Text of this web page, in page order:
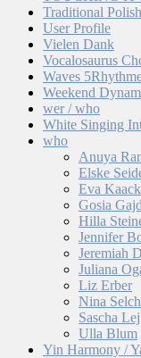
Traditional
User Profile
Vielen Dank
Vocalosaurus
Waves
Weekend
wer / who
White Singing
who
Anuya
Elske
Eva Kaack
Gosia
Hilla
Jennifer
Jeremiah
Juliana
Liz Erber
Nina
Sascha Lej
Ulla Blum
Yin Harmony /